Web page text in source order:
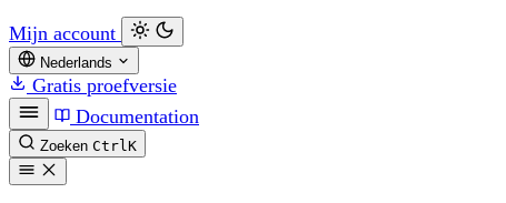
Mijn account
Nederlands
Gratis proefversie
Documentation
Zoeken CtrlK